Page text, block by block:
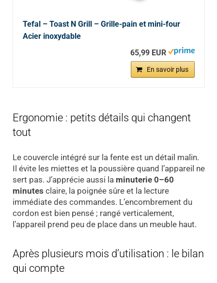
Tefal – Toast N Grill – Grille-pain et mini-four
Acier inoxydable
65,99 EUR
En savoir plus
Ergonomie : petits détails qui changent
tout
Le couvercle intégré sur la fente est un détail malin.
Il évite les miettes et la poussière quand l’appareil ne
sert pas. J’apprécie aussi la minuterie 0–60
minutes claire, la poignée sûre et la lecture
immédiate des commandes. L’encombrement du
cordon est bien pensé ; rangé verticalement,
l’appareil prend peu de place dans un meuble haut.
Après plusieurs mois d’utilisation : le bilan
qui compte